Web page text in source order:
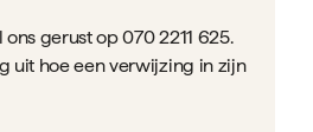
gerust op 070 2211 625.
uit hoe een verwijzing in zijn